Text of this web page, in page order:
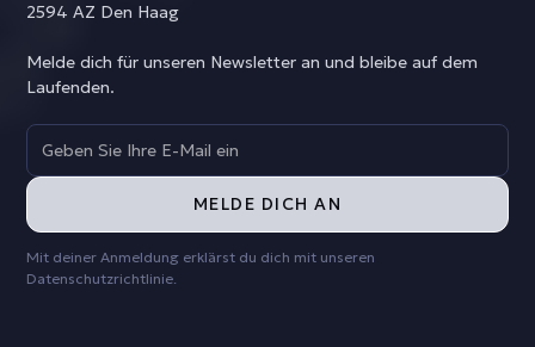
2594 AZ Den Haag
Melde dich für unseren Newsletter an und bleibe auf dem
Laufenden.
Mit deiner Anmeldung erklärst du dich mit unseren
Datenschutzrichtlinie.